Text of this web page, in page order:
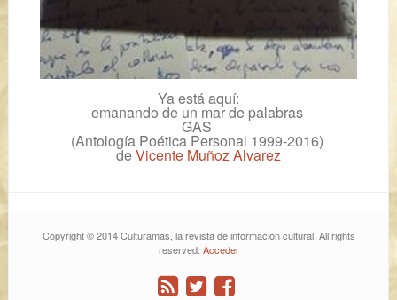
Ya está aquí:
emanando de un mar de palabras
GAS
(Antología Poética Personal 1999-2016)
deVicente Muñoz Alvarez
Copyright © 2014 Culturamas, la revista de información cultural. All rights
reserved. Acceder